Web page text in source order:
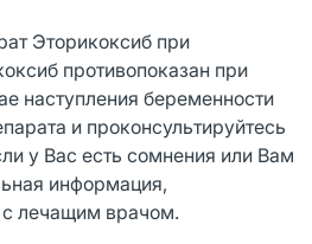
Эторикоксиб при
противопоказан при
наступления беременности
и проконсультируйтесь
у Вас есть сомнения или Вам
информация,
с лечащим врачом.